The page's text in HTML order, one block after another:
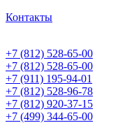
Контакты
+7 (812) 528-65-00
+7 (812) 528-65-00
+7 (911) 195-94-01
+7 (812) 528-96-78
+7 (812) 920-37-15
+7 (499) 344-65-00